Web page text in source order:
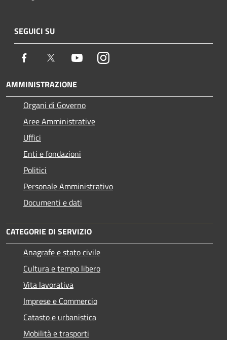
SEGUICI SU
Facebook Twitter YoutubeInstagram
AMMINISTRAZIONE
Organi di Governo
Aree Amministrative
Uffici
Enti e fondazioni
Politici
Personale Amministrativo
Documenti e dati
CATEGORIE DI SERVIZIO
Anagrafe e stato civile
Cultura e tempo libero
Vita lavorativa
Imprese e Commercio
Catasto e urbanistica
Mobilità e trasporti